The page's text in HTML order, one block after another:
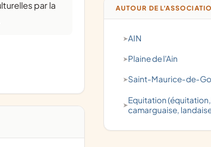
AUTOUR DE
AIN
Plaine de l'Ain
Saint-Maurice-de-
Equitation (équitation, hippisme, course
camarguaise,